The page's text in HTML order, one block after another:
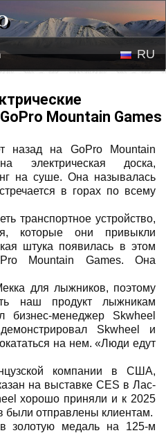
RU
Mountain Games
назад на GoPro Mountain
электрическая доска,
на суше. Она называлась
в горах по всему
транспортное устройство,
которые они привыкли
штука появилась в этом
Mountain Games. Она
для лыжников, поэтому
наш продукт лыжникам
бизнес-менеджер Skwheel
Skwheel и
на нем. «Люди едут
компании в США,
на выставке CES в Лас-
хорошо приняли и к 2025
были отправлены клиентам.
золотую медаль на 125-м